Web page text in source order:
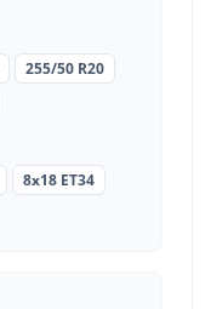
255/50 R20
8x18 ET34